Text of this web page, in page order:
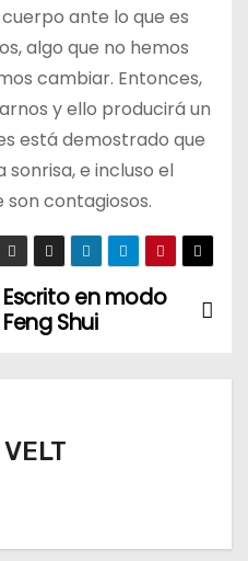
ante lo que es
algo que no hemos
cambiar. Entonces,
y ello producirá un
está demostrado que
e incluso el
contagiosos.
Escrito en modo
Feng Shui
VELT